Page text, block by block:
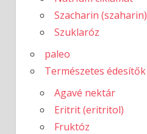
Szacharin (szaharin)
Szuklaróz
paleo
Természetes édesítők
Agavé nektár
Eritrit (eritritol)
Fruktóz